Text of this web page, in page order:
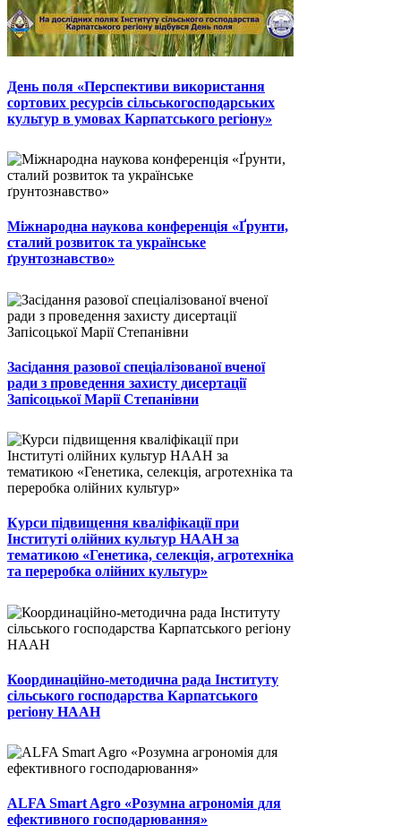
День поля «Перспективи використання
сортових ресурсів сільськогосподарських
культур в умовах Карпатського регіону»
Міжнародна наукова конференція «Ґрунти,
сталий розвиток та українське
ґрунтознавство»
Засідання разової спеціалізованої вченої
ради з проведення захисту дисертації
Запісоцької Марії Степанівни
Курси підвищення кваліфікації при
Інституті олійних культур НААН за
тематикою «Генетика, селекція, агротехніка
та переробка олійних культур»
Координаційно-методична рада Інституту
сільського господарства Карпатського
регіону НААН
ALFA Smart Agro «Розумна агрономія для
ефективного господарювання»